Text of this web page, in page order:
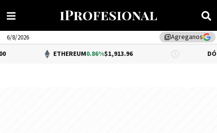
library_addAgreganos
6/8/2026
ETHEREUM 0.86%$1,913.96 DÓLAR BNA